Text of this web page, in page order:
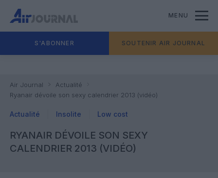
MENU
S'ABONNER SOUTENIR AIR JOURNAL
Air Journal
Actualité
Ryanair dévoile son sexy calendrier 2013 (vidéo)
Actualité Insolite Low cost
RYANAIR DÉVOILE SON SEXY
CALENDRIER 2013 (VIDÉO)